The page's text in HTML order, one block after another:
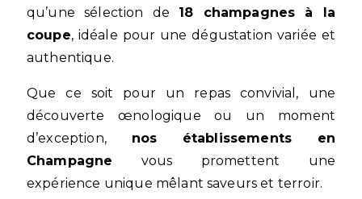
qu’une sélection de 18 champagnes à la
coupe, idéale pour une dégustation variée et
authentique.
Que ce soit pour un repas convivial, une
découverte œnologique ou un moment
d’exception, nos établissements en
Champagne vous promettent une
expérience unique mêlant saveurs et terroir.